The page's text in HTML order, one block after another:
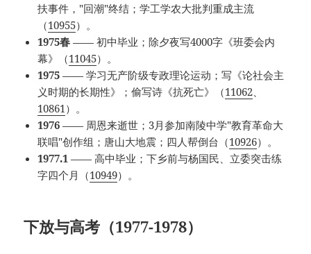
扶事件，"回潮"终结；学工学农大批判重成主流
（10955）。
1975春 —— 初中毕业；除夕夜写4000字《班委会内
幕》（11045）。
1975 —— 学习无产阶级专政理论运动；写《论社会主
义时期的长期性》；偷写诗《抗死亡》（11062、
10861）。
1976 —— 周恩来逝世；3月参加南陵中学"教育革命大
联唱"创作组；唐山大地震；四人帮倒台（10926）。
1977.1 —— 高中毕业；下乡前与杨国民、立委突击练
字四个月（10949）。
下放与高考（1977-1978）